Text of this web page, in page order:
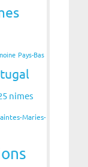
Pays-Bas
nimes
Maries-